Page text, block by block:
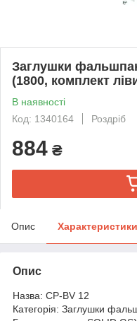
Заглушки
(1800, комплект
В наявності
Код: 1340164
Роздріб
884 ₴
Опис Характеристики
Опис
Назва: CP-BV 12
Категорія: Заглушки